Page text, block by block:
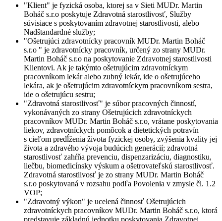
"Klient" je fyzická osoba, ktorej sa v Sieti MUDr. Martin
Boháč s.r.o poskytuje Zdravotná starostlivosť, Služby
súvisiace s poskytovaním zdravotnej starostlivosti, alebo
Nadštandardné služby;
"Ošetrujúci zdravotnícky pracovník MUDr. Martin Boháč
s.r.o " je zdravotnícky pracovník, určený zo strany MUDr.
Martin Boháč s.r.o na poskytovanie Zdravotnej starostlivosti
Klientovi. Ak je takýmto ošetrujúcim zdravotníckym
pracovníkom lekár alebo zubný lekár, ide o ošetrujúceho
lekára, ak je ošetrujúcim zdravotníckym pracovníkom sestra,
ide o ošetrujúcu sestru;
"Zdravotná starostlivosť" je súbor pracovných činností,
vykonávaných zo strany Ošetrujúcich zdravotníckych
pracovníkov MUDr. Martin Boháč s.r.o, vrátane poskytovania
liekov, zdravotníckych pomôcok a dietetických potravín
s cieľom predĺženia života fyzickej osoby, zvýšenia kvality jej
života a zdravého vývoja budúcich generácií; zdravotná
starostlivosť zahŕňa prevenciu, dispenzarizáciu, diagnostiku,
liečbu, biomedicínsky výskum a ošetrovateľskú starostlivosť.
Zdravotná starostlivosť je zo strany MUDr. Martin Boháč
s.r.o poskytovaná v rozsahu podľa Povolenia v zmysle čl. 1.2
VOP;
"Zdravotný výkon" je ucelená činnosť Ošetrujúcich
zdravotníckych pracovníkov MUDr. Martin Boháč s.r.o, ktorá
predstavuje základnú jednotku poskytovania Zdravotnej